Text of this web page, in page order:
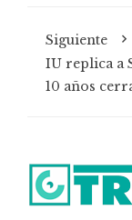
Siguiente
IU replica a
10 años